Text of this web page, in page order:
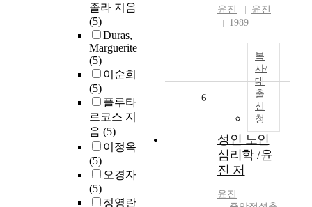
졸라 지음
(5)
Duras,
Marguerite
(5)
이순희
(5)
플루타
르코스 지
음 (5)
이정옥
(5)
오경자
(5)
정영란
윤진
윤진
1989
복
사/
대
출
신
청
6
성인 노인
심리학 /윤
진 저
윤진